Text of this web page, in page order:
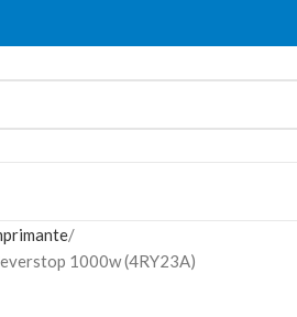
1000w (4RY23A)